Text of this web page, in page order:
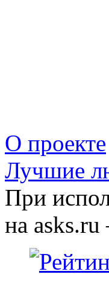
О проекте
Лучшие
При
на asks.ru